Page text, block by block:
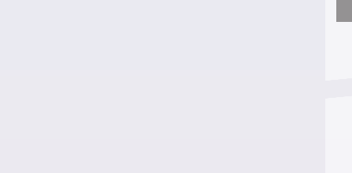
Arbeitslosengeld: Wofür bekommt man es